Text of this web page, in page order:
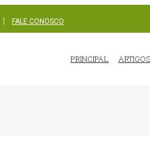
FALE CONOSCO
PRINCIPAL ARTIGOS